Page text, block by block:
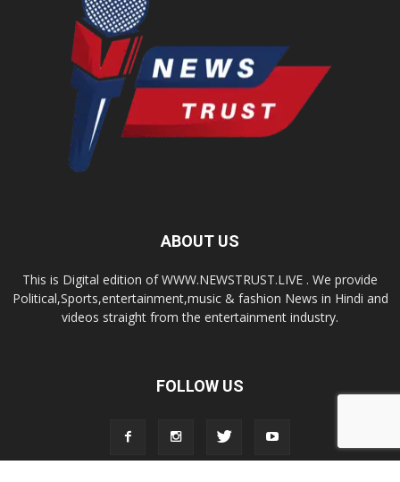
ABOUT US
This is Digital edition of WWW.NEWSTRUST.LIVE . We provide
Political,Sports,entertainment,music & fashion News in Hindi and
videos straight from the entertainment industry.
FOLLOW US